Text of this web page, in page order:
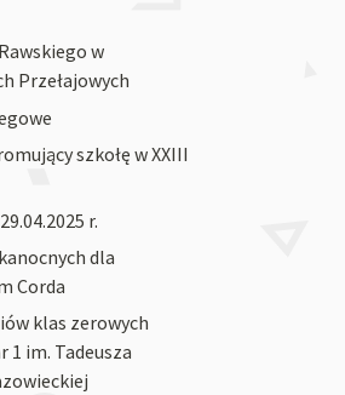
w
Przełajowych
szkołę w XXIII
r.
dla
Corda
klas zerowych
1 im. Tadeusza